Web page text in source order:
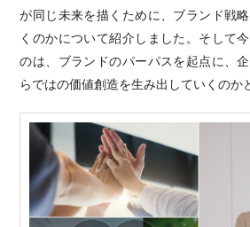
が同じ未来を描くために、ブランド戦
くのかについて紹介しました。そして
のは、ブランドのパーパスを起点に、
らではの価値創造を生み出していくのか